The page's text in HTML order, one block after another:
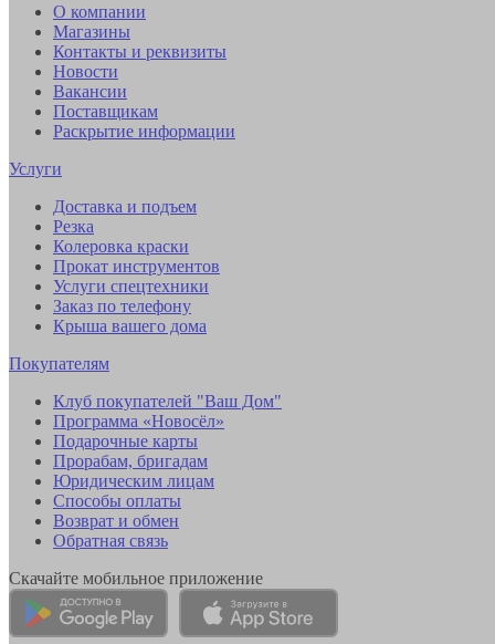
О компании
Магазины
Контакты и реквизиты
Новости
Вакансии
Поставщикам
Раскрытие информации
Услуги
Доставка и подъем
Резка
Колеровка краски
Прокат инструментов
Услуги спецтехники
Заказ по телефону
Крыша вашего дома
Покупателям
Клуб покупателей "Ваш Дом"
Программа «Новосёл»
Подарочные карты
Прорабам, бригадам
Юридическим лицам
Способы оплаты
Возврат и обмен
Обратная связь
Скачайте мобильное приложение